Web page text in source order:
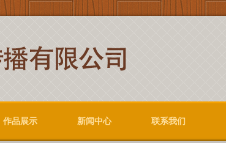
作品展示 新闻中心 联系我们